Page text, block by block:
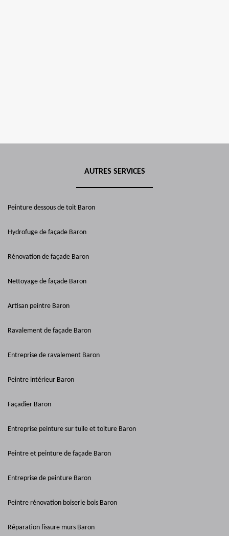
AUTRES SERVICES
Peinture dessous de toit Baron
Hydrofuge de façade Baron
Rénovation de façade Baron
Nettoyage de façade Baron
Artisan peintre Baron
Ravalement de façade Baron
Entreprise de ravalement Baron
Peintre intérieur Baron
Façadier Baron
Entreprise peinture sur tuile et toiture Baron
Peintre et peinture de façade Baron
Entreprise de peinture Baron
Peintre rénovation boiserie bois Baron
Réparation fissure murs Baron